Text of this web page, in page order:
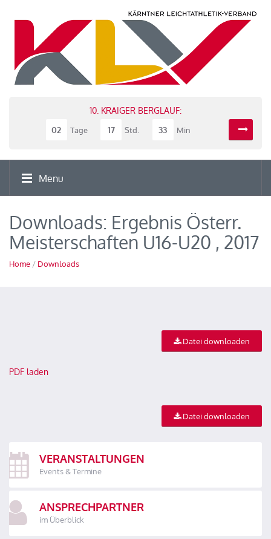
10. KRAIGER BERGLAUF:
02
Tage 17 Std. 33 Min
Menu
Downloads: Ergebnis Österr.
Meisterschaften U16-U20 , 2017
Home / Downloads
Datei downloaden
PDF laden
Datei downloaden
VERANSTALTUNGEN
Events & Termine
ANSPRECHPARTNER
im Überblick